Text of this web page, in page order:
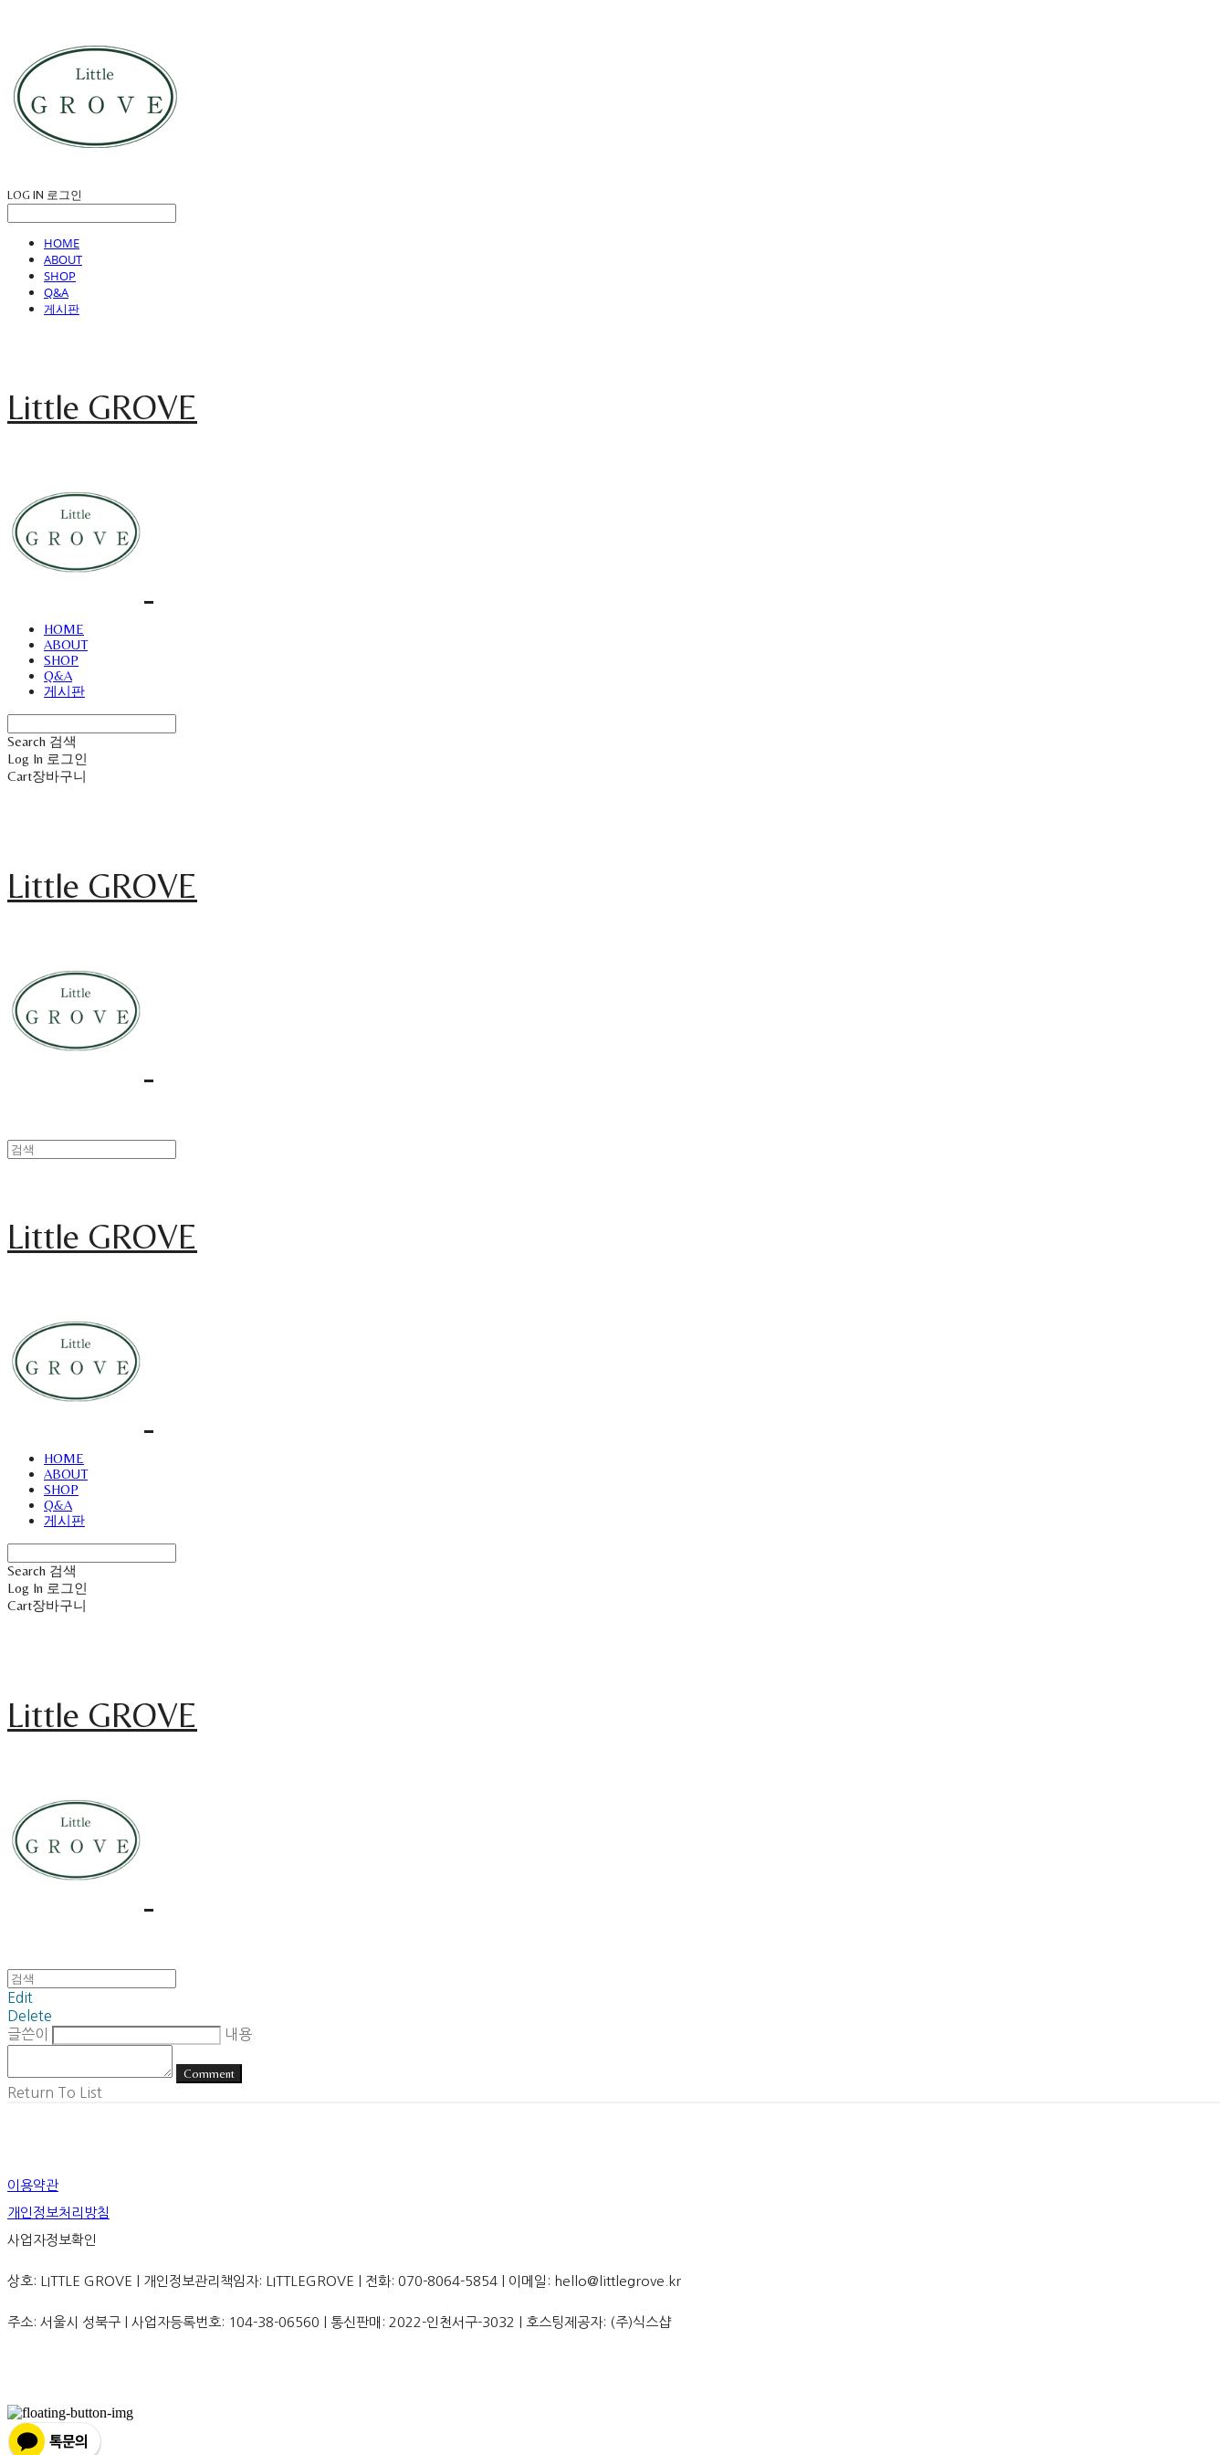
LOG IN 로그인
HOME
ABOUT
SHOP
Q&A
게시판
Little GROVE
HOME
ABOUT
SHOP
Q&A
게시판
Search 검색
Log In 로그인
Cart장바구니
Little GROVE
Little GROVE
HOME
ABOUT
SHOP
Q&A
게시판
Search 검색
Log In 로그인
Cart장바구니
Little GROVE
Edit
Delete
글쓴이
내용
Comment
Return To List
이용약관
개인정보처리방침
사업자정보확인
상호: LITTLE GROVE | 개인정보관리책임자: LITTLEGROVE | 전화: 070-8064-5854 | 이메일: hello@littlegrove.kr
주소: 서울시 성북구 | 사업자등록번호: 104-38-06560 | 통신판매: 2022-인천서구-3032 | 호스팅제공자: (주)식스샵